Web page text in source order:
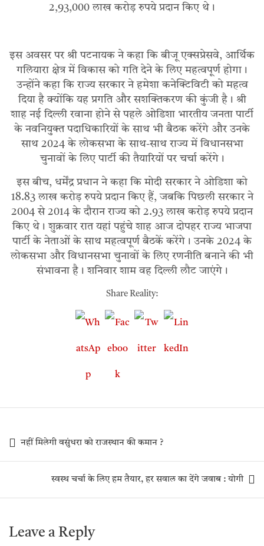
2,93,000 लाख करोड़ रुपये प्रदान किए थे।
इस अवसर पर श्री पटनायक ने कहा कि बीजू एक्सप्रेसवे, आर्थिक
गलियारा क्षेत्र में विकास को गति देने के लिए महत्वपूर्ण होगा।
उन्होंने कहा कि राज्य सरकार ने हमेशा कनेक्टिविटी को महत्व
दिया है क्योंकि यह प्रगति और सशक्तिकरण की कुंजी है। श्री
शाह नई दिल्ली रवाना होने से पहले ओडिशा भारतीय जनता पार्टी
के नवनियुक्त पदाधिकारियों के साथ भी बैठक करेंगे और उनके
साथ 2024 के लोकसभा के साथ-साथ राज्य में विधानसभा
चुनावों के लिए पार्टी की तैयारियों पर चर्चा करेंगे।
इस बीच, धर्मेंद्र प्रधान ने कहा कि मोदी सरकार ने ओडिशा को
18.83 लाख करोड़ रुपये प्रदान किए हैं, जबकि पिछली सरकार ने
2004 से 2014 के दौरान राज्य को 2.93 लाख करोड़ रुपये प्रदान
किए थे। शुक्रवार रात यहां पहुंचे शाह आज दोपहर राज्य भाजपा
पार्टी के नेताओं के साथ महत्वपूर्ण बैठकें करेंगे। उनके 2024 के
लोकसभा और विधानसभा चुनावों के लिए रणनीति बनाने की भी
संभावना है। शनिवार शाम वह दिल्ली लौट जाएंगे।
Share Reality:
नहीं मिलेगी वसुंधरा को राजस्थान की कमान ?
स्वस्थ चर्चा के लिए हम तैयार, हर सवाल का देंगे जवाब : योगी
Leave a Reply